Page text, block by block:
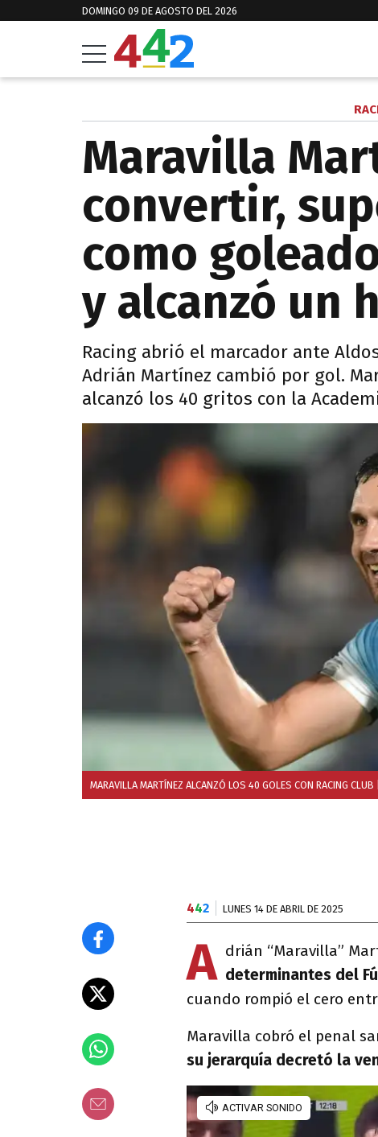
DOMINGO 09 DE AGOSTO DEL 2026
Maravilla
convertir,
como
y alcanzó un
Racing abrió el marcador ante
Adrián Martínez cambió por gol.
alcanzó los 40 gritos con la
MARAVILLA MARTÍNEZ ALCANZÓ LOS 40 GOLES CON RACING CLUB
442 LUNES 14 DE ABRIL DE 2025
A drián “Maravilla”
determinantes del
cuando rompió el cero
Maravilla cobró el penal
su jerarquía decretó la